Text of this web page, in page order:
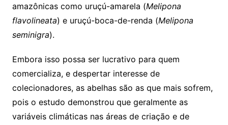
amazônicas como uruçú-amarela (Melipona
flavolineata) e uruçú-boca-de-renda (Melipona
seminigra).
Embora isso possa ser lucrativo para quem
comercializa, e despertar interesse de
colecionadores, as abelhas são as que mais sofrem,
pois o estudo demonstrou que geralmente as
variáveis climáticas nas áreas de criação e de